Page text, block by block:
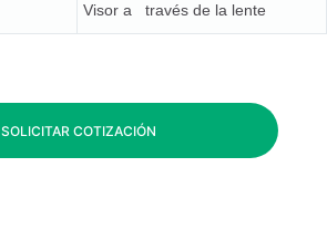
Visor a través de la lente
SOLICITAR COTIZACIÓN